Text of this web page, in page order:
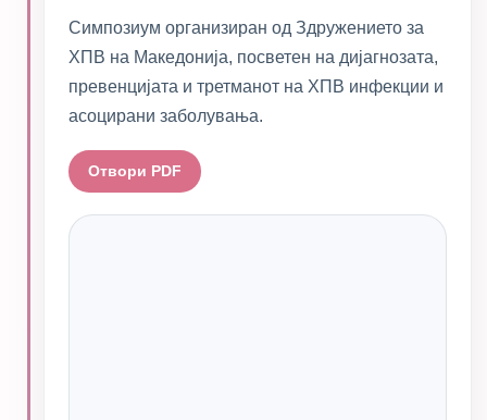
Симпозиум организиран од Здружението за
ХПВ на Македонија, посветен на дијагнозата,
превенцијата и третманот на ХПВ инфекции и
асоцирани заболувања.
Отвори PDF